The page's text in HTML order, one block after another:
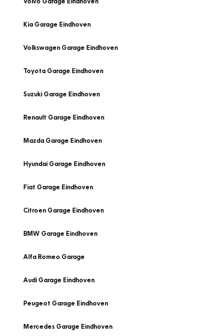
Kia Garage Eindhoven
Volkswagen Garage Eindhoven
Toyota Garage Eindhoven
Suzuki Garage Eindhoven
Renault Garage Eindhoven
Mazda Garage Eindhoven
Hyundai Garage Eindhoven
Fiat Garage Eindhoven
Citroen Garage Eindhoven
BMW Garage Eindhoven
Alfa Romeo Garage
Audi Garage Eindhoven
Peugeot Garage Eindhoven
Mercedes Garage Eindhoven